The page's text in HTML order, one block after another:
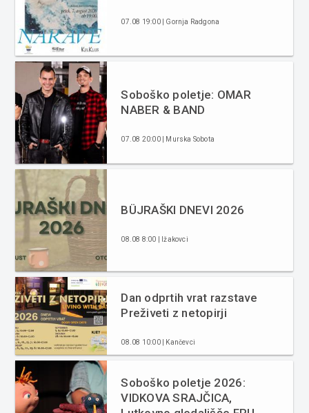
07.08 19:00 | Gornja Radgona
Soboško poletje: OMAR
NABER & BAND
07.08 20:00 | Murska Sobota
BÜJRAŠKI DNEVI 2026
08.08 8:00 | Ižakovci
Dan odprtih vrat razstave
Preživeti z netopirji
08.08 10:00 | Kančevci
Soboško poletje 2026:
VIDKOVA SRAJČICA,